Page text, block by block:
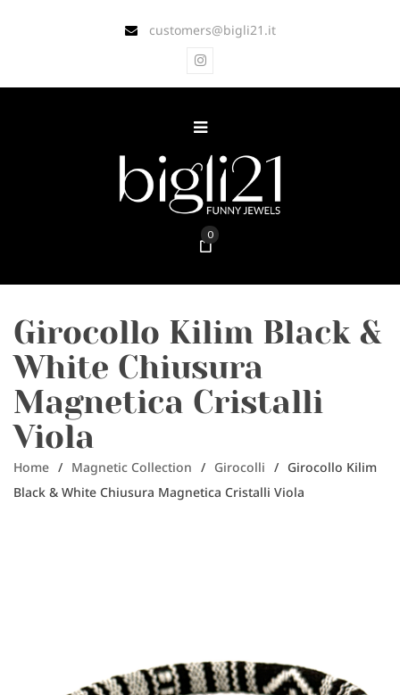
customers@bigli21.it
0
Girocollo Kilim Black &
White Chiusura
Magnetica Cristalli
Viola
Home / Magnetic Collection / Girocolli / Girocollo Kilim
Black & White Chiusura Magnetica Cristalli Viola